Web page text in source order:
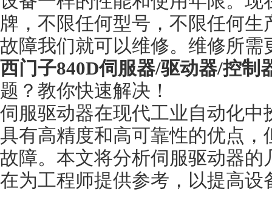
牌，不限任何型号，不限任何
故障我们就可以维修。维修所
西门子840D伺服器/驱动器/控制
题？教你快速解决！
伺服驱动器在现代工业自动化
具有高精度和高可靠性的优点
故障。本文将分析伺服驱动器
在为工程师提供参考，以提高